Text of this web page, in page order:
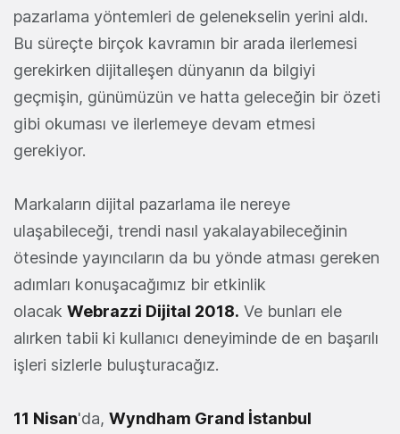
pazarlama yöntemleri de gelenekselin yerini aldı.
Bu süreçte birçok kavramın bir arada ilerlemesi
gerekirken dijitalleşen dünyanın da bilgiyi
geçmişin, günümüzün ve hatta geleceğin bir özeti
gibi okuması ve ilerlemeye devam etmesi
gerekiyor.
Markaların dijital pazarlama ile nereye
ulaşabileceği, trendi nasıl yakalayabileceğinin
ötesinde yayıncıların da bu yönde atması gereken
adımları konuşacağımız bir etkinlik
olacak Webrazzi Dijital 2018. Ve bunları ele
alırken tabii ki kullanıcı deneyiminde de en başarılı
işleri sizlerle buluşturacağız.
11 Nisan'da, Wyndham Grand İstanbul